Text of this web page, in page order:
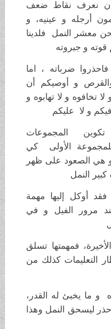
نعرف نقاط ضعف
أرجله و عينيه، و
النمل فلدينا
و جبروته
ضرباته ، اما
و أوصيكم أن
و لا تهابوه و
و لا عليكم
المجموعات
الأولى كي
هي الصعود على ظهر
النمل
أوكل إليها مهمة
مرور الفيل و في
فمهمتها تسلق
التعليمات كذلك من
ما يخبئ له القدر،
ليسحق النمل وهذا